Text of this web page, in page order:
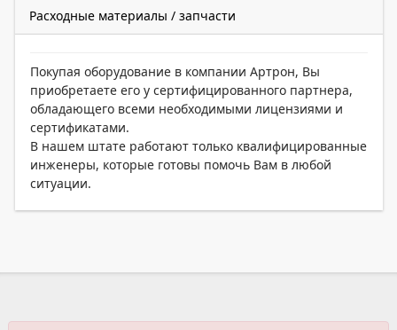
Расходные материалы / запчасти
Покупая оборудование в компании Артрон, Вы
приобретаете его у сертифицированного партнера,
обладающего всеми необходимыми лицензиями и
сертификатами.
В нашем штате работают только квалифицированные
инженеры, которые готовы помочь Вам в любой
ситуации.